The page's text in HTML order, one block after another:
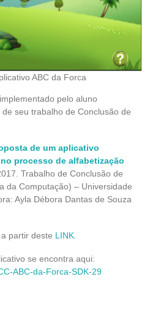
ABC da Forca
pelo aluno
seu trabalho de Conclusão de
de um aplicativo
processo de alfabetização
Trabalho de Conclusão de
da Computação) – Universidade
Ayla Débora Dantas de Souza
partir deste LINK.
se encontra aqui:
ABC-da-Forca-SDK-29